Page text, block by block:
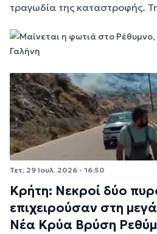
τραγωδία της καταστροφής.
Τετ, 29 Ιουλ. 2026 - 16:50
Κρήτη: Νεκροί δύο
επιχειρούσαν στη
Νέα Κρύα Βρύση